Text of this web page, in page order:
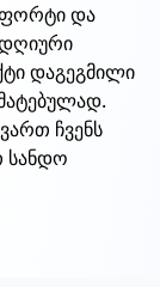
და
დაგეგმილი
ჩვენს
სანდო